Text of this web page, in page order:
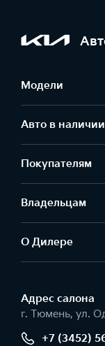
Модели
Авто в наличии
Покупателям
Владельцам
О Дилере
Адрес салонa
г. Тюмень, ул.
+7 (3452)